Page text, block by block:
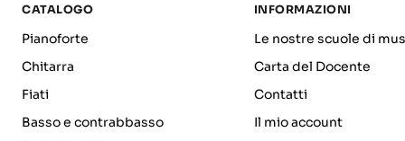
CATALOGO
Pianoforte
Chitarra
Fiati
Basso e contrabbasso
INFORMAZIONI
Le nostre scuole di
Carta del Docente
Contatti
Il mio account